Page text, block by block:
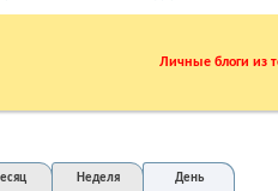
Личные блоги из
Неделя День